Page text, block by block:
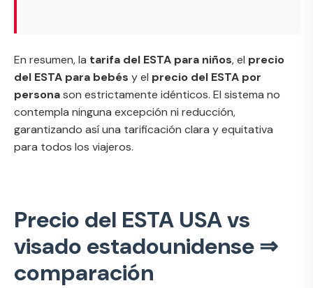
En resumen, la tarifa del ESTA para niños, el precio
del ESTA para bebés y el precio del ESTA por
personason estrictamente idénticos. El sistema no
contempla ninguna excepción ni reducción,
garantizando así una tarificación clara y equitativa
para todos los viajeros.
Precio del ESTA USA vs
visado estadounidense ⇒
comparación